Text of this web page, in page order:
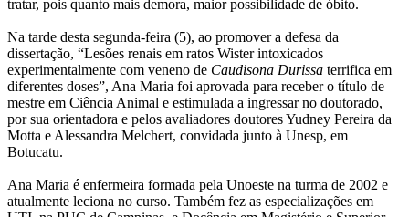
tratar, pois quanto mais demora, maior possibilidade de óbito.
Na tarde desta segunda-feira (5), ao promover a defesa da
dissertação, “Lesões renais em ratos Wister intoxicados
experimentalmente com veneno de Caudisona Durissa terrifica em
diferentes doses”, Ana Maria foi aprovada para receber o título de
mestre em Ciência Animal e estimulada a ingressar no doutorado,
por sua orientadora e pelos avaliadores doutores Yudney Pereira da
Motta e Alessandra Melchert, convidada junto à Unesp, em
Botucatu.
Ana Maria é enfermeira formada pela Unoeste na turma de 2002 e
atualmente leciona no curso. Também fez as especializações em